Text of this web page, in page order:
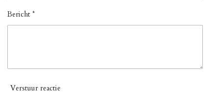
Bericht *
Verstuur reactie